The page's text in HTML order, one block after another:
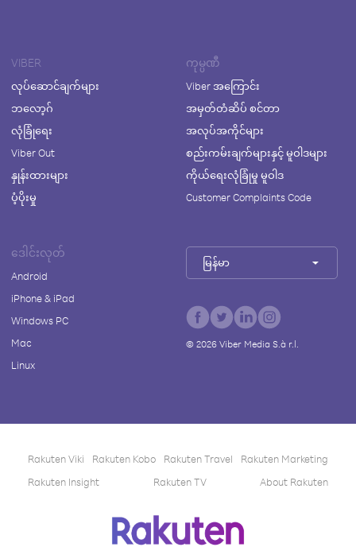
VIBER
လုပ်ဆောင်ချက်များ
ဘလော့ဂ်
လုံခြုံရေး
Viber Out
နှုန်းထားများ
ပံ့ပိုးမှု
ကုမ္ပဏီ
Viber အကြောင်း
အမှတ်တံဆိပ် စင်တာ
အလုပ်အကိုင်များ
စည်းကမ်းချက်များနှင့် မူဝါဒများ
ကိုယ်ရေးလုံခြုံမှု မူဝါဒ
Customer Complaints Code
ဒေါင်းလုတ်
Android
iPhone & iPad
Windows PC
Mac
Linux
မြန်မာ
© 2026Viber Media S.à r.l.
Rakuten Viki Rakuten Kobo Rakuten Travel
Rakuten Marketing
Rakuten Insight
Rakuten TV About Rakuten